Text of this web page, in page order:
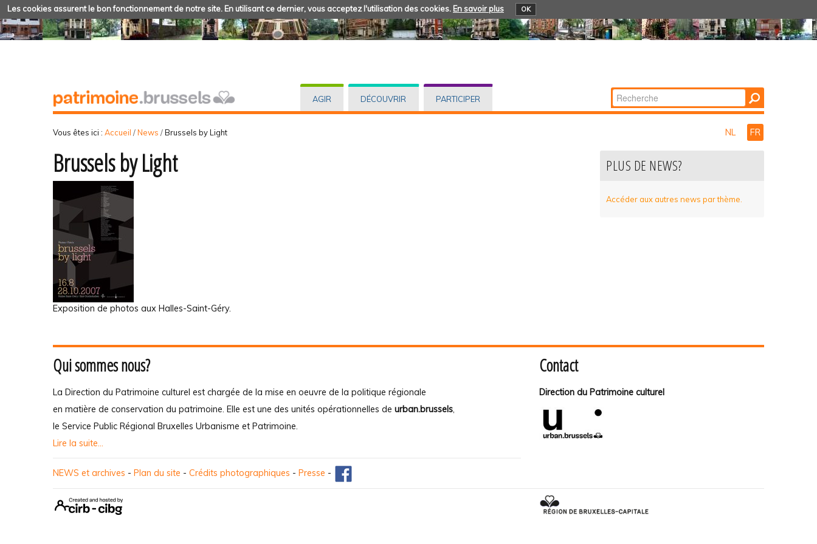
Les cookies assurent le bon fonctionnement de notre site. En utilisant ce dernier, vous acceptez l'utilisation des cookies. En savoir plus OK
AGIR DÉCOUVRIR PARTICIPER Chercher par
Recherche
Vous êtes ici : Accueil /News /Brussels by Light NL FR
Brussels by Light
Exposition de photos aux Halles-Saint-Géry.
PLUS DE NEWS?
Accéder aux autres news par thème.
Qui sommes nous?
La Direction du Patrimoine culturel est chargée de la mise en oeuvre de la politique régionale
en matière de conservation du patrimoine. Elle est une des unités opérationnelles de urban.brussels,
le Service Public Régional Bruxelles Urbanisme et Patrimoine.
Lire la suite...
Contact
Direction du Patrimoine culturel
NEWS et archives - Plan du site - Crédits photographiques - Presse -